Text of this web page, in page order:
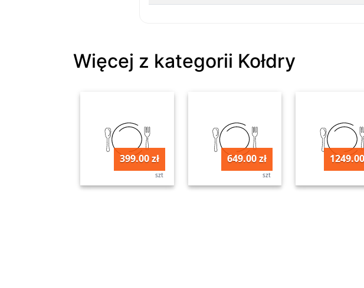
Więcej z kategorii Kołdry
399.00 zł
szt
649.00 zł
szt